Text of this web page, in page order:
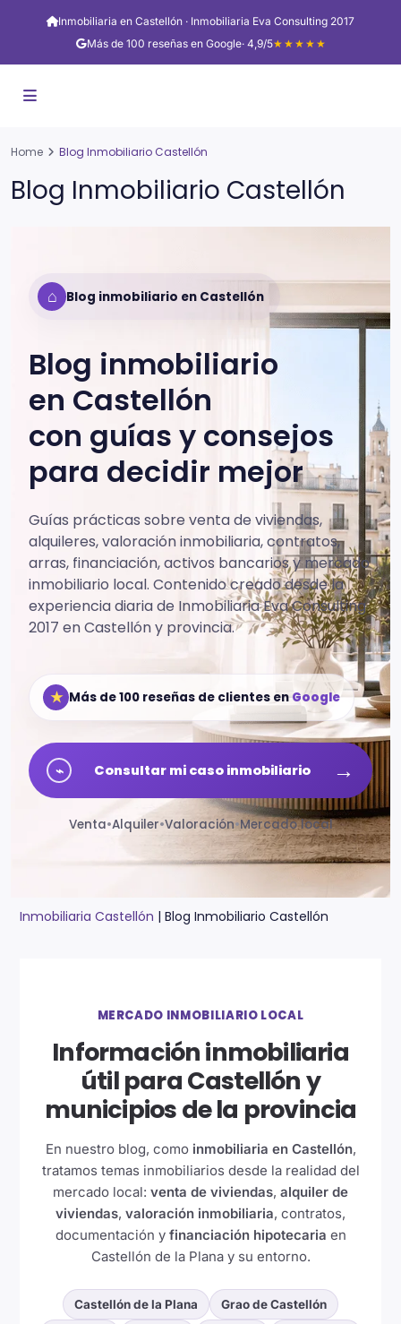
Inmobiliaria en Castellón · Inmobiliaria Eva Consulting 2017
Más de 100 reseñas en Google· 4,9/5★★★★★
Home Blog Inmobiliario Castellón
Blog Inmobiliario Castellón
⌂ Blog inmobiliario en Castellón
Blog inmobiliario
en Castellón
con guías y consejos
para decidir mejor
Guías prácticas sobre venta de viviendas,
alquileres, valoración inmobiliaria, contratos,
arras, financiación, activos bancarios y mercado
inmobiliario local. Contenido creado desde la
experiencia diaria de Inmobiliaria Eva Consulting
2017 en Castellón y provincia.
★ Más de 100 reseñas de clientes enGoogle
⌁ Consultar mi caso inmobiliario →
Venta•Alquiler•Valoración•Mercado local
Inmobiliaria Castellón | Blog Inmobiliario Castellón
MERCADO INMOBILIARIO LOCAL
Información inmobiliaria
útil para Castellón y
municipios de la provincia
En nuestro blog, como inmobiliaria en Castellón,
tratamos temas inmobiliarios desde la realidad del
mercado local: venta de viviendas, alquiler de
viviendas, valoración inmobiliaria, contratos,
documentación y financiación hipotecaria en
Castellón de la Plana y su entorno.
Castellón de la Plana Grao de Castellón